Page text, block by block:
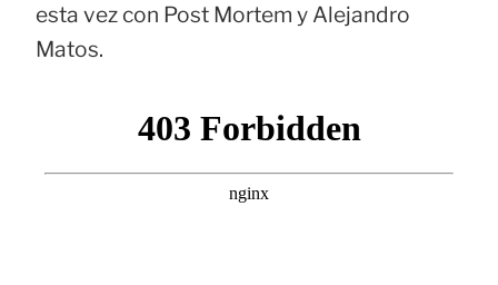
esta vez con Post Mortem y Alejandro
Matos.